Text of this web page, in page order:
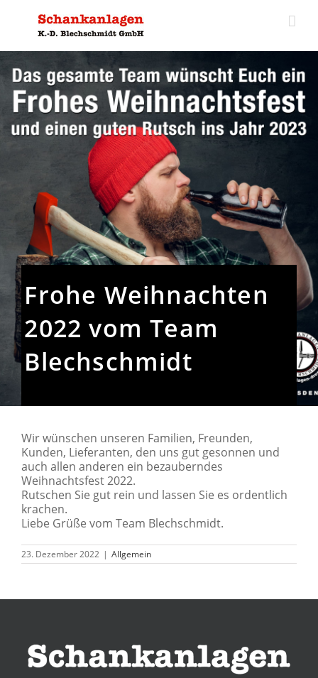
springen
Frohe Weihnachten
2022 vom Team
Blechschmidt
Wir wünschen unseren Familien, Freunden,
Kunden, Lieferanten, den uns gut gesonnen und
auch allen anderen ein bezauberndes
Weihnachtsfest 2022.
Rutschen Sie gut rein und lassen Sie es ordentlich
krachen.
Liebe Grüße vom Team Blechschmidt.
23. Dezember 2022 | Allgemein